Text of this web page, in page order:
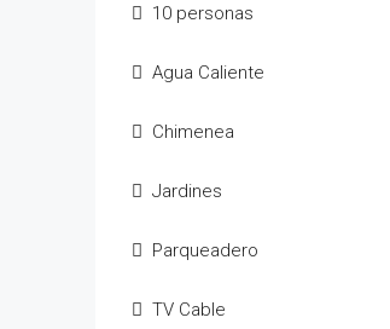
10 personas
Agua Caliente
Chimenea
Jardines
Parqueadero
TV Cable